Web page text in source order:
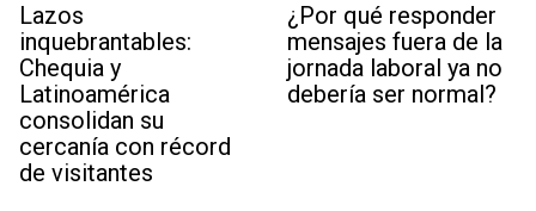
Lazos
inquebrantables:
Chequia y
Latinoamérica
consolidan su
cercanía con récord
de visitantes
¿Por qué responder
mensajes fuera de la
jornada laboral ya no
debería ser normal?